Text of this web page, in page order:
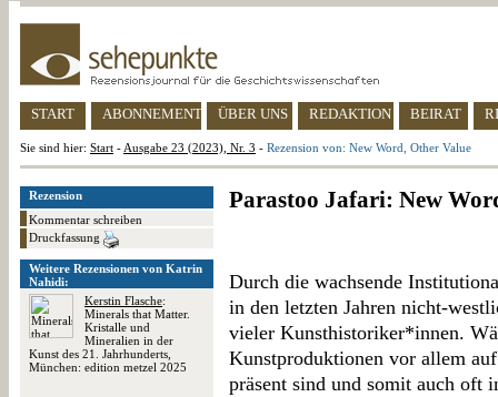
START ABONNEMENT ÜBER UNS REDAKTION BEIRAT
Sie sind hier: Start - Ausgabe 23 (2023), Nr. 3 - Rezension von: New Word, Other Value
Rezension
Kommentar schreiben
Druckfassung
Weitere Rezensionen von Katrin
Nahidi:
Kerstin Flasche:
Minerals that Matter.
Kristalle und
Mineralien in der
Kunst des 21. Jahrhunderts,
München: edition metzel 2025
Parastoo Jafari: New
Durch die wachsende
in den letzten Jahren nicht-
vieler Kunsthistoriker*innen.
Kunstproduktionen vor allem
präsent sind und somit auch oft